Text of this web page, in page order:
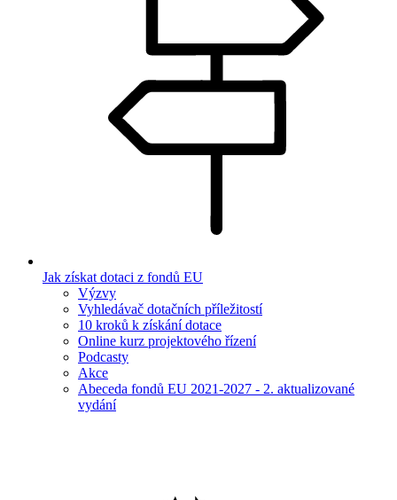
Jak získat dotaci z fondů EU
Výzvy
Vyhledávač dotačních příležitostí
10 kroků k získání dotace
Online kurz projektového řízení
Podcasty
Akce
Abeceda fondů EU 2021-2027 - 2. aktualizované
vydání